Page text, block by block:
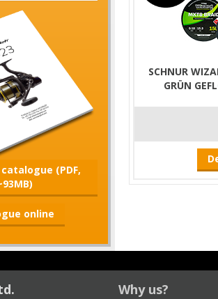
(PDF,
online
SCHNUR
GRÜN
Why us?